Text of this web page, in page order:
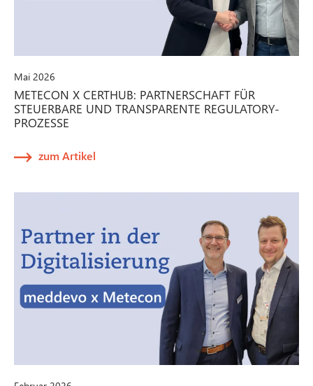
Mai 2026
METECON X CERTHUB: PARTNERSCHAFT FÜR
STEUERBARE UND TRANSPARENTE REGULATORY-
PROZESSE
zum Artikel